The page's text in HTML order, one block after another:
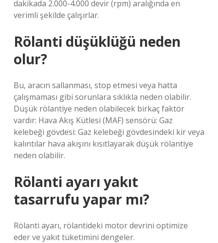
dakikada 2.000-4.000 devir (rpm) aralığında en
verimli şekilde çalışırlar.
Rölanti düşüklüğü neden
olur?
Bu, aracın sallanması, stop etmesi veya hatta
çalışmaması gibi sorunlara sıklıkla neden olabilir.
Düşük rölantiye neden olabilecek birkaç faktör
vardır: Hava Akış Kütlesi (MAF) sensörü: Gaz
kelebeği gövdesi: Gaz kelebeği gövdesindeki kir veya
kalıntılar hava akışını kısıtlayarak düşük rölantiye
neden olabilir.
Rölanti ayarı yakıt
tasarrufu yapar mı?
Rölanti ayarı, rölantideki motor devrini optimize
eder ve yakıt tüketimini dengeler.